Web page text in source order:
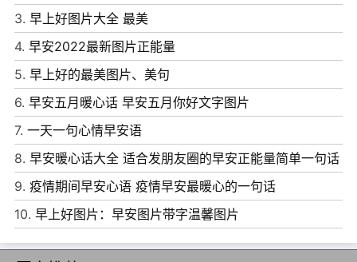
1、每一天都要把自己打扮得美美的，过得好好的，因为每
一天都是限量版，不可复制。早安!
2、无论世界是否待你温柔，请保持住你的善良，好运会与
你不期而遇。早安!
3、每天醒来，看见你和阳光都在，这就是我想要的未来。
早安!
4、最美好的不是未来，是今天。阳光这么好，何必自寻烦
恼。早安!
5、最珍贵的，不是现在你有多好，而是努力让每一天的你
3. 早上好图片大全 最美
4. 早安2022最新图片正能量
5. 早上好的最美图片、美句
6. 早安五月暖心话 早安五月你好文字图片
7. 一天一句心情早安语
8. 早安暖心话大全 适合发朋友圈的早安正能量简单一句话
9. 疫情期间早安心语 疫情早安最暖心的一句话
10. 早上好图片：早安图片带字温馨图片